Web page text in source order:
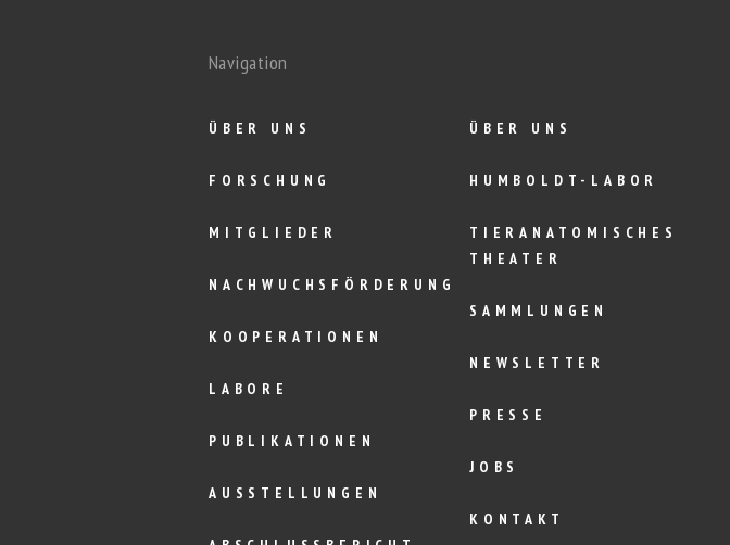
Navigation
ÜBER UNS
FORSCHUNG
MITGLIEDER
NACHWUCHSFÖRDERUNG
KOOPERATIONEN
LABORE
PUBLIKATIONEN
AUSSTELLUNGEN
ÜBER UNS
HUMBOLDT-LABOR
TIERANATOMISCHES
THEATER
SAMMLUNGEN
NEWSLETTER
PRESSE
JOBS
KONTAKT